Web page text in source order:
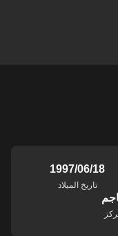
18‏/06‏/1997
تاريخ الميلاد